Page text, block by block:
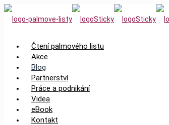
Čtení palmového listu
Akce
Blog
Partnerství
Práce a podnikání
Videa
eBook
Kontakt